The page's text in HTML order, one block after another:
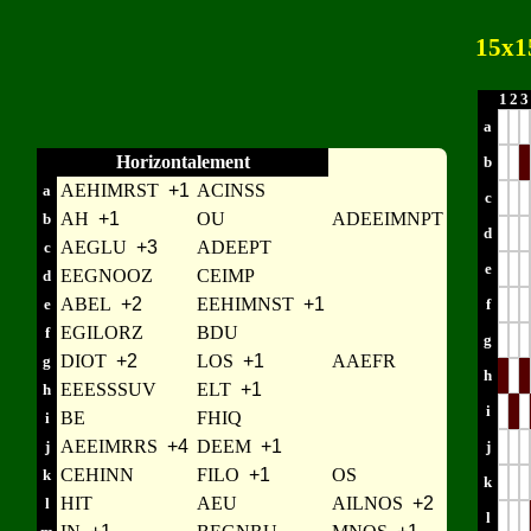
Horizontalement
a AEHIMRST +1 ACINSS
b AH +1 OU ADEEIMNPT
c AEGLU +3 ADEEPT
d EEGNOOZ CEIMP
e ABEL +2 EEHIMNST +1
f EGILORZ BDU
g DIOT +2 LOS +1 AAEFR
h EEESSSUV ELT +1
i BE FHIQ
j AEEIMRRS +4 DEEM +1
k CEHINN FILO +1 OS
l HIT AEU AILNOS +2
1 2 3
a
b
c
d
e
f
g
h
i
j
k
l